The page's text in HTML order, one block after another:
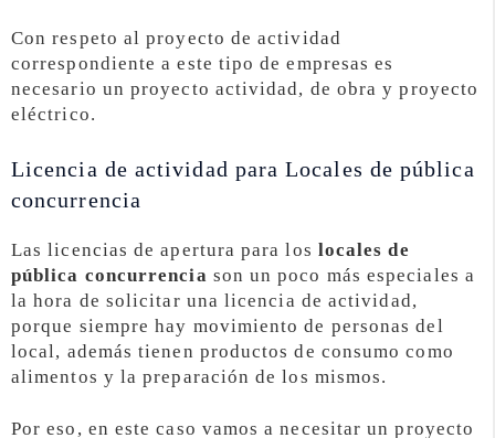
Con respeto al proyecto de actividad
correspondiente a este tipo de empresas es
necesario un proyecto actividad, de obra y proyecto
eléctrico.
Licencia de actividad para Locales de pública
concurrencia
Las licencias de apertura para los locales de
pública concurrencia son un poco más especiales a
la hora de solicitar una licencia de actividad,
porque siempre hay movimiento de personas del
local, además tienen productos de consumo como
alimentos y la preparación de los mismos.
Por eso, en este caso vamos a necesitar un proyecto